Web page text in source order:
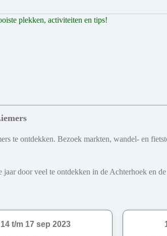
plekken, activiteiten en tips!
te ontdekken. Bezoek markten, wandel- en
door veel te ontdekken in de Achterhoek en
14 t/m 17 sep 2023